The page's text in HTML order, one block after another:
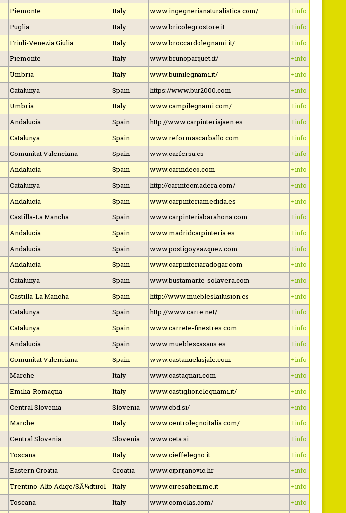
Piemonte Italy www.ingegnerianaturalistica.com/
+info
Puglia Italy www.bricolegnostore.it
+info
Friuli-Venezia Giulia Italy www.broccardolegnami.it/
+info
Piemonte Italy www.brunoparquet.it/
+info
Umbria Italy www.buinilegnami.it/
+info
Catalunya Spain https://www.bur2000.com
+info
Umbria Italy www.campilegnami.com/
+info
Andalucía Spain http://www.carpinteriajaen.es
+info
Catalunya Spain www.reformascarballo.com
+info
Comunitat Valenciana Spain www.carfersa.es
+info
Andalucía Spain www.carindeco.com
+info
Catalunya Spain http://carintecmadera.com/
+info
Andalucía Spain www.carpinteriamedida.es
+info
Castilla-La Mancha Spain www.carpinteriabarahona.com
+info
Andalucía Spain www.madridcarpinteria.es
+info
Andalucía Spain www.postigoyvazquez.com
+info
Andalucía Spain www.carpinteriaradogar.com
+info
Catalunya Spain www.bustamante-solavera.com
+info
Castilla-La Mancha Spain http://www.muebleslailusion.es
+info
Catalunya Spain http://www.carre.net/
+info
Catalunya Spain www.carrete-finestres.com
+info
Andalucía Spain www.mueblescasaus.es
+info
Comunitat Valenciana Spain www.castanuelasjale.com
+info
Marche Italy www.castagnari.com
+info
Emilia-Romagna Italy www.castiglionelegnami.it/
+info
Central Slovenia Slovenia www.cbd.si/
+info
Marche Italy www.centrolegnoitalia.com/
+info
Central Slovenia Slovenia www.ceta.si
+info
Toscana Italy www.cieffelegno.it
+info
Eastern Croatia Croatia www.ciprijanovic.hr
+info
Trentino-Alto Adige/SÃ¼dtirol Italy www.ciresafiemme.it
+info
Toscana Italy www.comolas.com/
+info